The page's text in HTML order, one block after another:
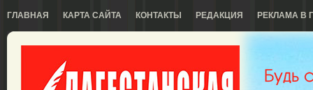
ГЛАВНАЯ КАРТА САЙТА КОНТАКТЫ РЕДАКЦИЯ РЕКЛАМА В